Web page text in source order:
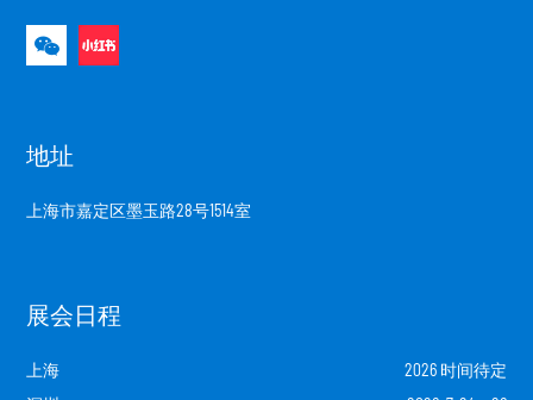
地址
上海市嘉定区墨玉路28号1514室
展会日程
上海
2026 时间待定